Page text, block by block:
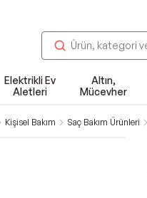
Elektrikli Ev
Aletleri
Altın,
Mücevher
Kişisel Bakım Saç Bakım Ürünleri